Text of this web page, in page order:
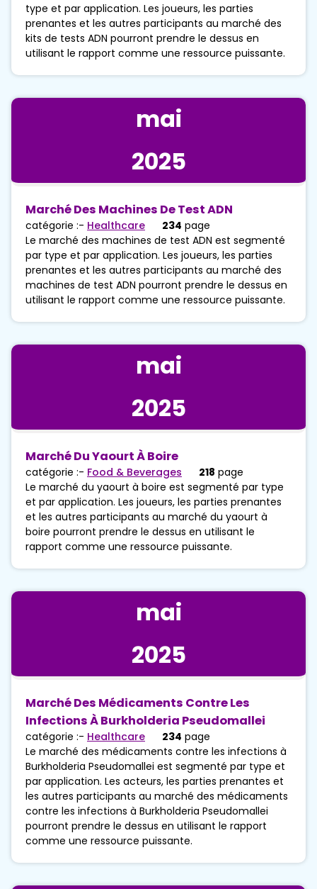
type et par application. Les joueurs, les parties
prenantes et les autres participants au marché des
kits de tests ADN pourront prendre le dessus en
utilisant le rapport comme une ressource puissante.
mai
2025
Marché Des Machines De Test ADN
catégorie :- Healthcare 234 page
Le marché des machines de test ADN est segmenté
par type et par application. Les joueurs, les parties
prenantes et les autres participants au marché des
machines de test ADN pourront prendre le dessus en
utilisant le rapport comme une ressource puissante.
mai
2025
Marché Du Yaourt À Boire
catégorie :- Food & Beverages 218 page
Le marché du yaourt à boire est segmenté par type
et par application. Les joueurs, les parties prenantes
et les autres participants au marché du yaourt à
boire pourront prendre le dessus en utilisant le
rapport comme une ressource puissante.
mai
2025
Marché Des Médicaments Contre Les
Infections À Burkholderia Pseudomallei
catégorie :- Healthcare 234 page
Le marché des médicaments contre les infections à
Burkholderia Pseudomallei est segmenté par type et
par application. Les acteurs, les parties prenantes et
les autres participants au marché des médicaments
contre les infections à Burkholderia Pseudomallei
pourront prendre le dessus en utilisant le rapport
comme une ressource puissante.